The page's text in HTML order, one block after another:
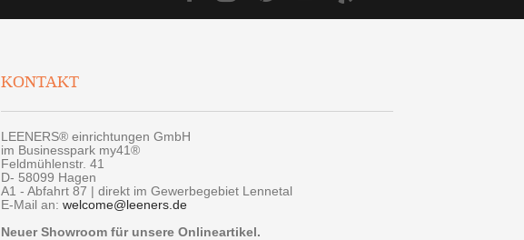
KONTAKT
LEENERS® einrichtungen GmbH
im Businesspark my41®
Feldmühlenstr. 41
D- 58099 Hagen
A1 - Abfahrt 87 | direkt im Gewerbegebiet Lennetal
E-Mail an: welcome@leeners.de
Neuer Showroom für unsere Onlineartikel.